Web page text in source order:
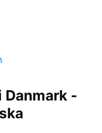
Danmark -